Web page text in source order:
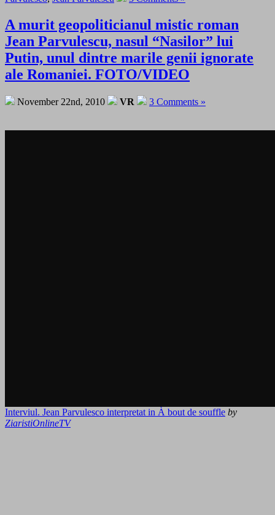
A murit geopoliticianul mistic roman
Jean Parvulescu, nasul “Nasilor” lui
Putin, unul dintre marile genii ignorate
ale Romaniei. FOTO/VIDEO
November 22nd, 2010 VR 3 Comments »
Interviul. Jean Parvulesco interpretat in À bout de souffle by
ZiaristiOnlineTV